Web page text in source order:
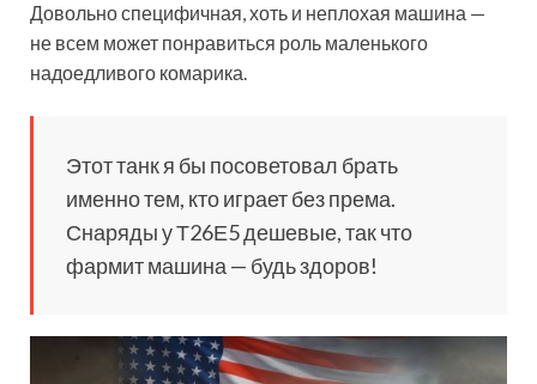
Довольно специфичная, хоть и неплохая машина —
не всем может понравиться роль маленького
надоедливого комарика.
Этот танк я бы посоветовал брать
именно тем, кто играет без према.
Снаряды у Т26Е5 дешевые, так что
фармит машина — будь здоров!